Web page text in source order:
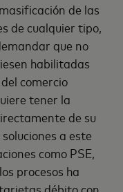
de las
de cualquier tipo,
que no
habilitadas
comercio
tener la
de su
a este
como PSE,
procesos ha
débito con